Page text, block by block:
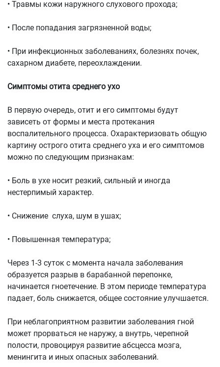
• Травмы кожи наружного слухового прохода;
• После попадания загрязненной воды;
• При инфекционных заболеваниях, болезнях почек,
сахарном диабете, переохлаждении.
Симптомы отита среднего ухо
В первую очередь, отит и его симптомы будут
зависеть от формы и места протекания
воспалительного процесса. Охарактеризовать общую
картину острого отита среднего уха и его симптомов
можно по следующим признакам:
• Боль в ухе носит резкий, сильный и иногда
нестерпимый характер.
• Снижение слуха, шум в ушах;
• Повышенная температура;
Через 1-3 суток с момента начала заболевания
образуется разрыв в барабанной перепонке,
начинается гноетечение. В этом периоде температура
падает, боль снижается, общее состояние улучшается.
При неблагоприятном развитии заболевания гной
может прорваться не наружу, а внутрь, черепной
полости, провоцируя развитие абсцесса мозга,
менингита и иных опасных заболеваний.